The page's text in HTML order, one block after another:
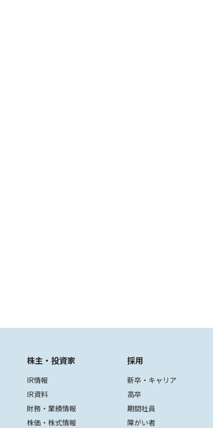
株主・投資家
IR情報
IR資料
財務・業績情報
株価・株式情報
採用
新卒・キャリア
高卒
期間社員
障がい者